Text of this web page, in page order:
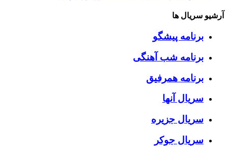
آرشیو سریال ها
برنامه پیشگو
برنامه شب آهنگی
برنامه همرفیق
سریال آنها
سریال جزیره
سریال جوکر